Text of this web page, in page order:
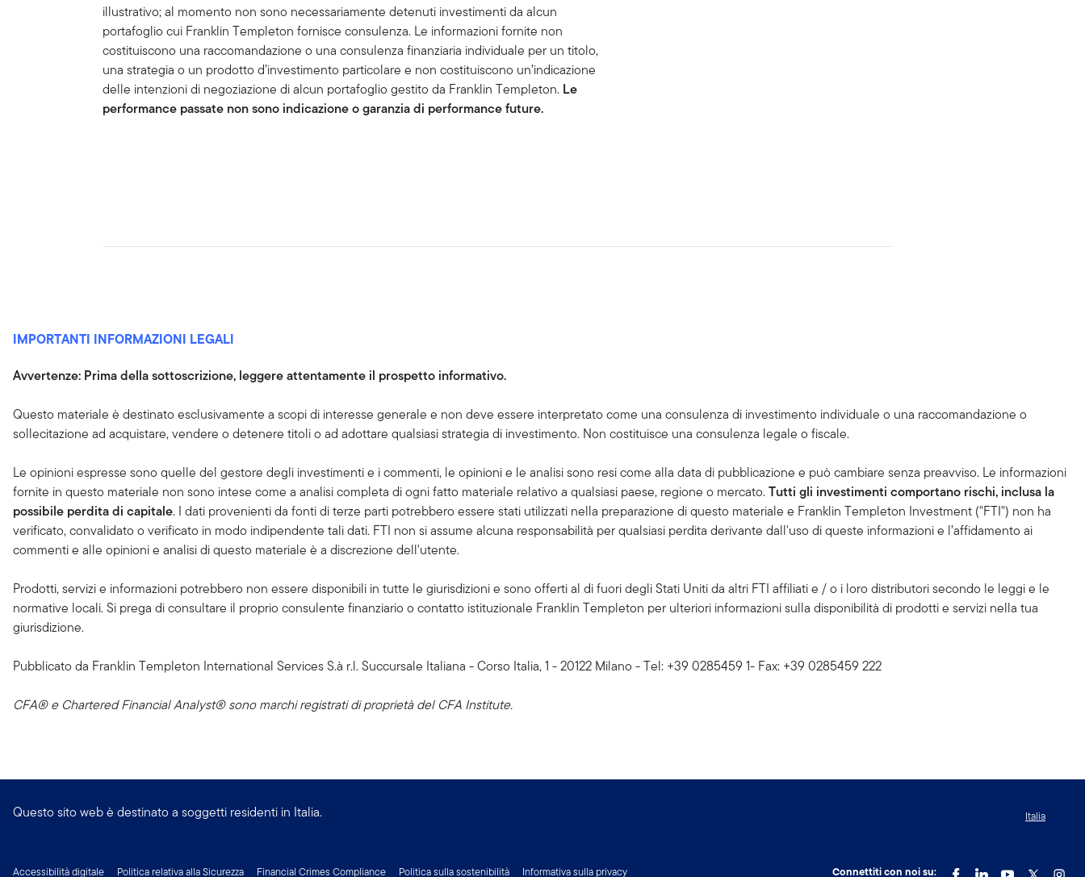
illustrativo; al momento non sono necessariamente detenuti investimenti da alcun
portafoglio cui Franklin Templeton fornisce consulenza. Le informazioni fornite non
costituiscono una raccomandazione o una consulenza finanziaria individuale per un titolo,
una strategia o un prodotto d’investimento particolare e non costituiscono un’indicazione
delle intenzioni di negoziazione di alcun portafoglio gestito da Franklin Templeton. Le
performance passate non sono indicazione o garanzia di performance future.
IMPORTANTI INFORMAZIONI LEGALI
Avvertenze: Prima della sottoscrizione, leggere attentamente il prospetto informativo.
Questo materiale è destinato esclusivamente a scopi di interesse generale e non deve essere interpretato come una consulenza di investimento individuale o una raccomandazione o
sollecitazione ad acquistare, vendere o detenere titoli o ad adottare qualsiasi strategia di investimento. Non costituisce una consulenza legale o fiscale.
Le opinioni espresse sono quelle del gestore degli investimenti e i commenti, le opinioni e le analisi sono resi come alla data di pubblicazione e può cambiare senza preavviso. Le informazioni
fornite in questo materiale non sono intese come a analisi completa di ogni fatto materiale relativo a qualsiasi paese, regione o mercato.Tutti gli investimenti comportano rischi, inclusa la
possibile perdita di capitale. I dati provenienti da fonti di terze parti potrebbero essere stati utilizzati nella preparazione di questo materiale e Franklin Templeton Investment ("FTI") non ha
verificato, convalidato o verificato in modo indipendente tali dati. FTI non si assume alcuna responsabilità per qualsiasi perdita derivante dall'uso di queste informazioni e l’affidamento ai
commenti e alle opinioni e analisi di questo materiale è a discrezione dell'utente.
Prodotti, servizi e informazioni potrebbero non essere disponibili in tutte le giurisdizioni e sono offerti al di fuori degli Stati Uniti da altri FTI affiliati e / o i loro distributori secondo le leggi e le
normative locali. Si prega di consultare il proprio consulente finanziario o contatto istituzionale Franklin Templeton per ulteriori informazioni sulla disponibilità di prodotti e servizi nella tua
giurisdizione.
Pubblicato da Franklin Templeton International Services S.à r.l. Succursale Italiana - Corso Italia, 1 - 20122 Milano - Tel: +39 0285459 1- Fax: +39 0285459 222
CFA® e Chartered Financial Analyst® sono marchi registrati di proprietà del CFA Institute.
Questo sito web è destinato a soggetti residenti in Italia. Italia
Accessibilità digitale Politica relativa alla Sicurezza Financial Crimes Compliance Politica sulla sostenibilità Informativa sulla privacy Connettiti con noi su: